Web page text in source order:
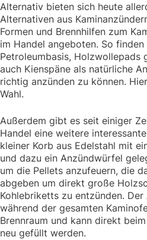
Alternativ bieten sich heute
Alternativen aus
Formen und Brennhilfen zum
im Handel angeboten. So
Petroleumbasis, Holzwollepads
auch Kienspäne als natürliche
richtig anzünden zu können.
Wahl.
Außerdem gibt es seit einiger
Handel eine weitere
kleiner Korb aus Edelstahl mit
und dazu ein Anzündwürfel
um die Pellets anzufeuern, die
abgeben um direkt große
Kohlebriketts zu entzünden.
während der gesamten
Brennraum und kann direkt
neu gefüllt werden.